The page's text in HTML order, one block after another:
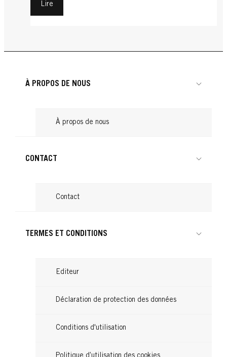
Lire
À PROPOS DE NOUS
À propos de nous
CONTACT
Contact
TERMES ET CONDITIONS
Editeur
Déclaration de protection des données
Conditions d'utilisation